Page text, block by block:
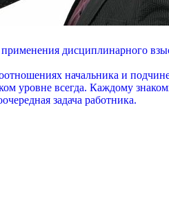
дисциплинарного
начальника и
уровне всегда. Каждому
задача работника.